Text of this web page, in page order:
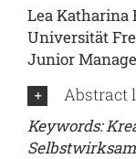
Lea
Universität
Junior
Abstract
Keywords: